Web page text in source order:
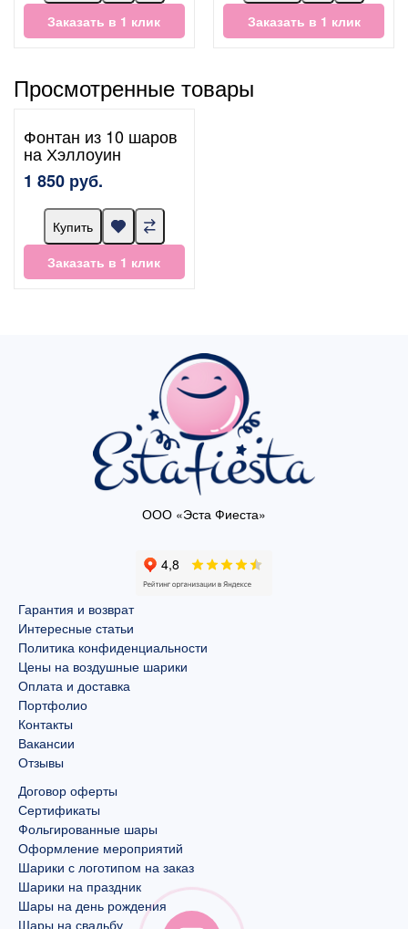
Заказать в 1 клик
Заказать в 1 клик
Просмотренные товары
Фонтан из 10 шаров
на Хэллоуин
1 850 руб.
Купить
Заказать в 1 клик
ООО «Эста Фиеста»
Гарантия и возврат
Интересные статьи
Политика конфиденциальности
Цены на воздушные шарики
Оплата и доставка
Портфолио
Контакты
Вакансии
Отзывы
Договор оферты
Сертификаты
Фольгированные шары
Оформление мероприятий
Шарики с логотипом на заказ
Шарики на праздник
Шары на день рождения
Шары на свадьбу